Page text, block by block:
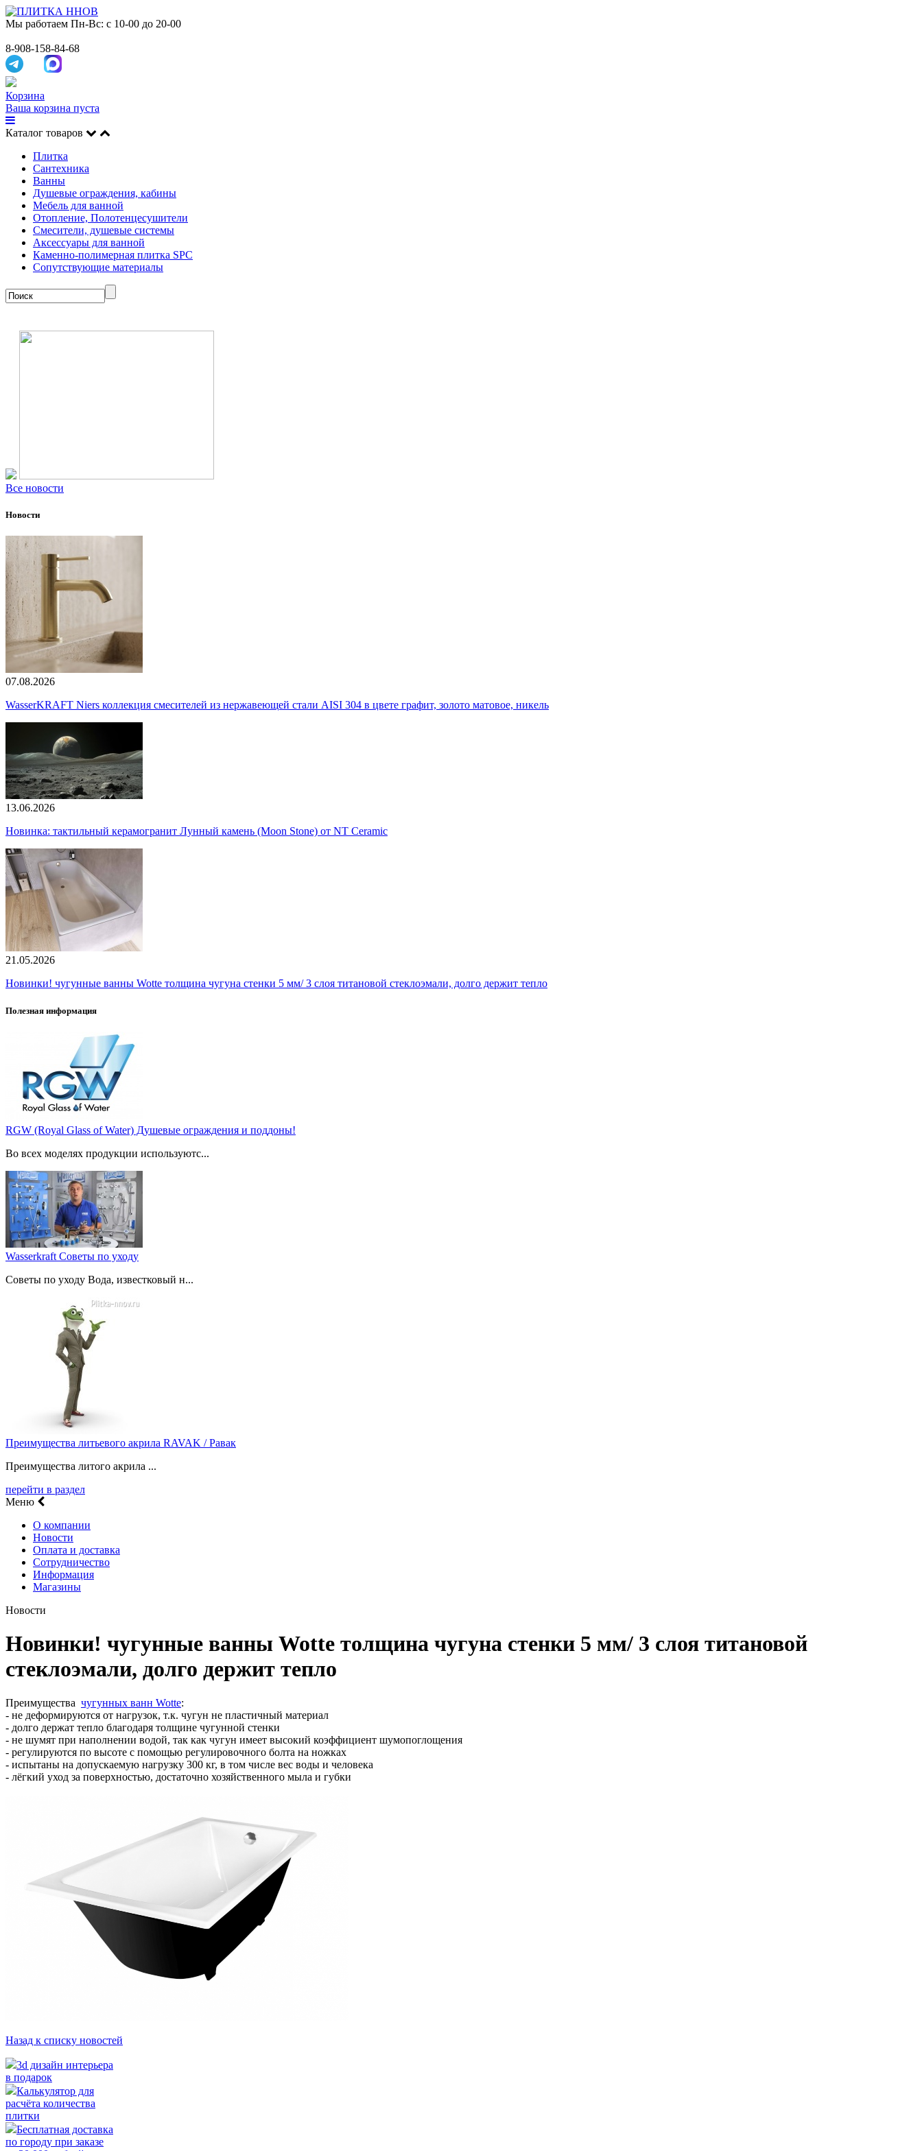
Мы работаем Пн-Вс: с 10-00 до 20-00
8-908-158-84-68
Корзина
Ваша корзина пуста
Каталог товаров
Плитка
Сантехника
Ванны
Душевые ограждения, кабины
Мебель для ванной
Отопление, Полотенцесушители
Смесители, душевые системы
Аксессуары для ванной
Каменно-полимерная плитка SPC
Сопутствующие материалы
Все новости
Новости
07.08.2026
WasserKRAFT Niers коллекция смесителей из нержавеющей стали AISI 304 в цвете графит, золото матовое, никель
13.06.2026
Новинка: тактильный керамогранит Лунный камень (Moon Stone) от NT Ceramic
21.05.2026
Новинки! чугунные ванны Wotte толщина чугуна стенки 5 мм/ 3 слоя титановой стеклоэмали, долго держит тепло
Полезная информация
RGW (Royal Glass of Water) Душевые ограждения и поддоны!
Во всех моделях продукции используютс...
Wasserkraft Советы по уходу
Советы по уходу Вода, известковый н...
Преимущества литьевого акрила RAVAK / Равак
Преимущества литого акрила ...
перейти в раздел
Меню
О компании
Новости
Оплата и доставка
Сотрудничество
Информация
Магазины
Новости
Новинки! чугунные ванны Wotte толщина чугуна стенки 5 мм/ 3 слоя титановой
стеклоэмали, долго держит тепло
Преимущества чугунных ванн Wotte:
- не деформируются от нагрузок, т.к. чугун не пластичный материал
- долго держат тепло благодаря толщине чугунной стенки
- не шумят при наполнении водой, так как чугун имеет высокий коэффициент шумопоглощения
- регулируются по высоте с помощью регулировочного болта на ножках
- испытаны на допускаемую нагрузку 300 кг, в том числе вес воды и человека
- лёгкий уход за поверхностью, достаточно хозяйственного мыла и губки
Назад к списку новостей
3d дизайн интерьера
в подарок
Калькулятор для
расчёта количества
плитки
Бесплатная доставка
по городу при заказе